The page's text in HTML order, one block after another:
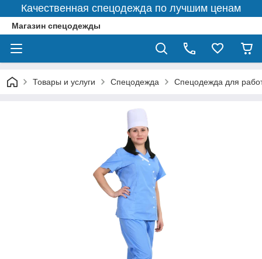
Качественная спецодежда по лучшим ценам
Магазин спецодежды
Товары и услуги Спецодежда Спецодежда для